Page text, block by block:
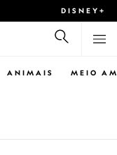
DISNEY+
ANIMAIS MEIO